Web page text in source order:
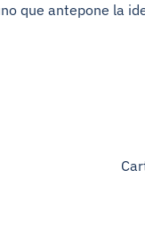
que antepone la